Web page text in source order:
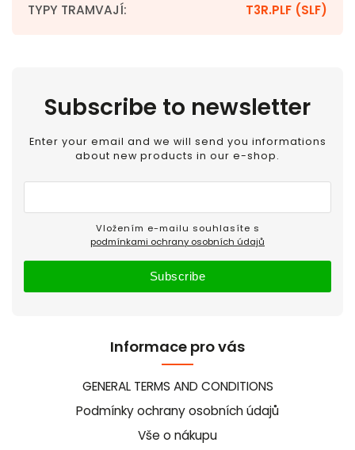
TYPY TRAMVAJÍ: T3R.PLF (SLF)
Informace pro vás
GENERAL TERMS AND CONDITIONS
Podmínky ochrany osobních údajů
Vše o nákupu
Subscribe to newsletter
Enter your email and we will send you informations
about new products in our e-shop.
podmínkami ochrany osobních údajů
Subscribe